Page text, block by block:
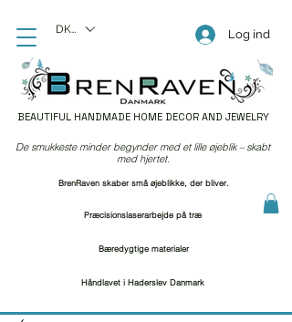
BEAUTIFUL HANDMADE HOME DECOR AND JEWELRY
Log ind
DKK (kr)
Præcisionslaserarbejde på træ
Bæredygtige materialer
Håndlavet i Haderslev Danmark
De smukkeste minder begynder med et lille øjeblik – skabt
med hjertet.
BrenRaven skaber små øjeblikke, der bliver.